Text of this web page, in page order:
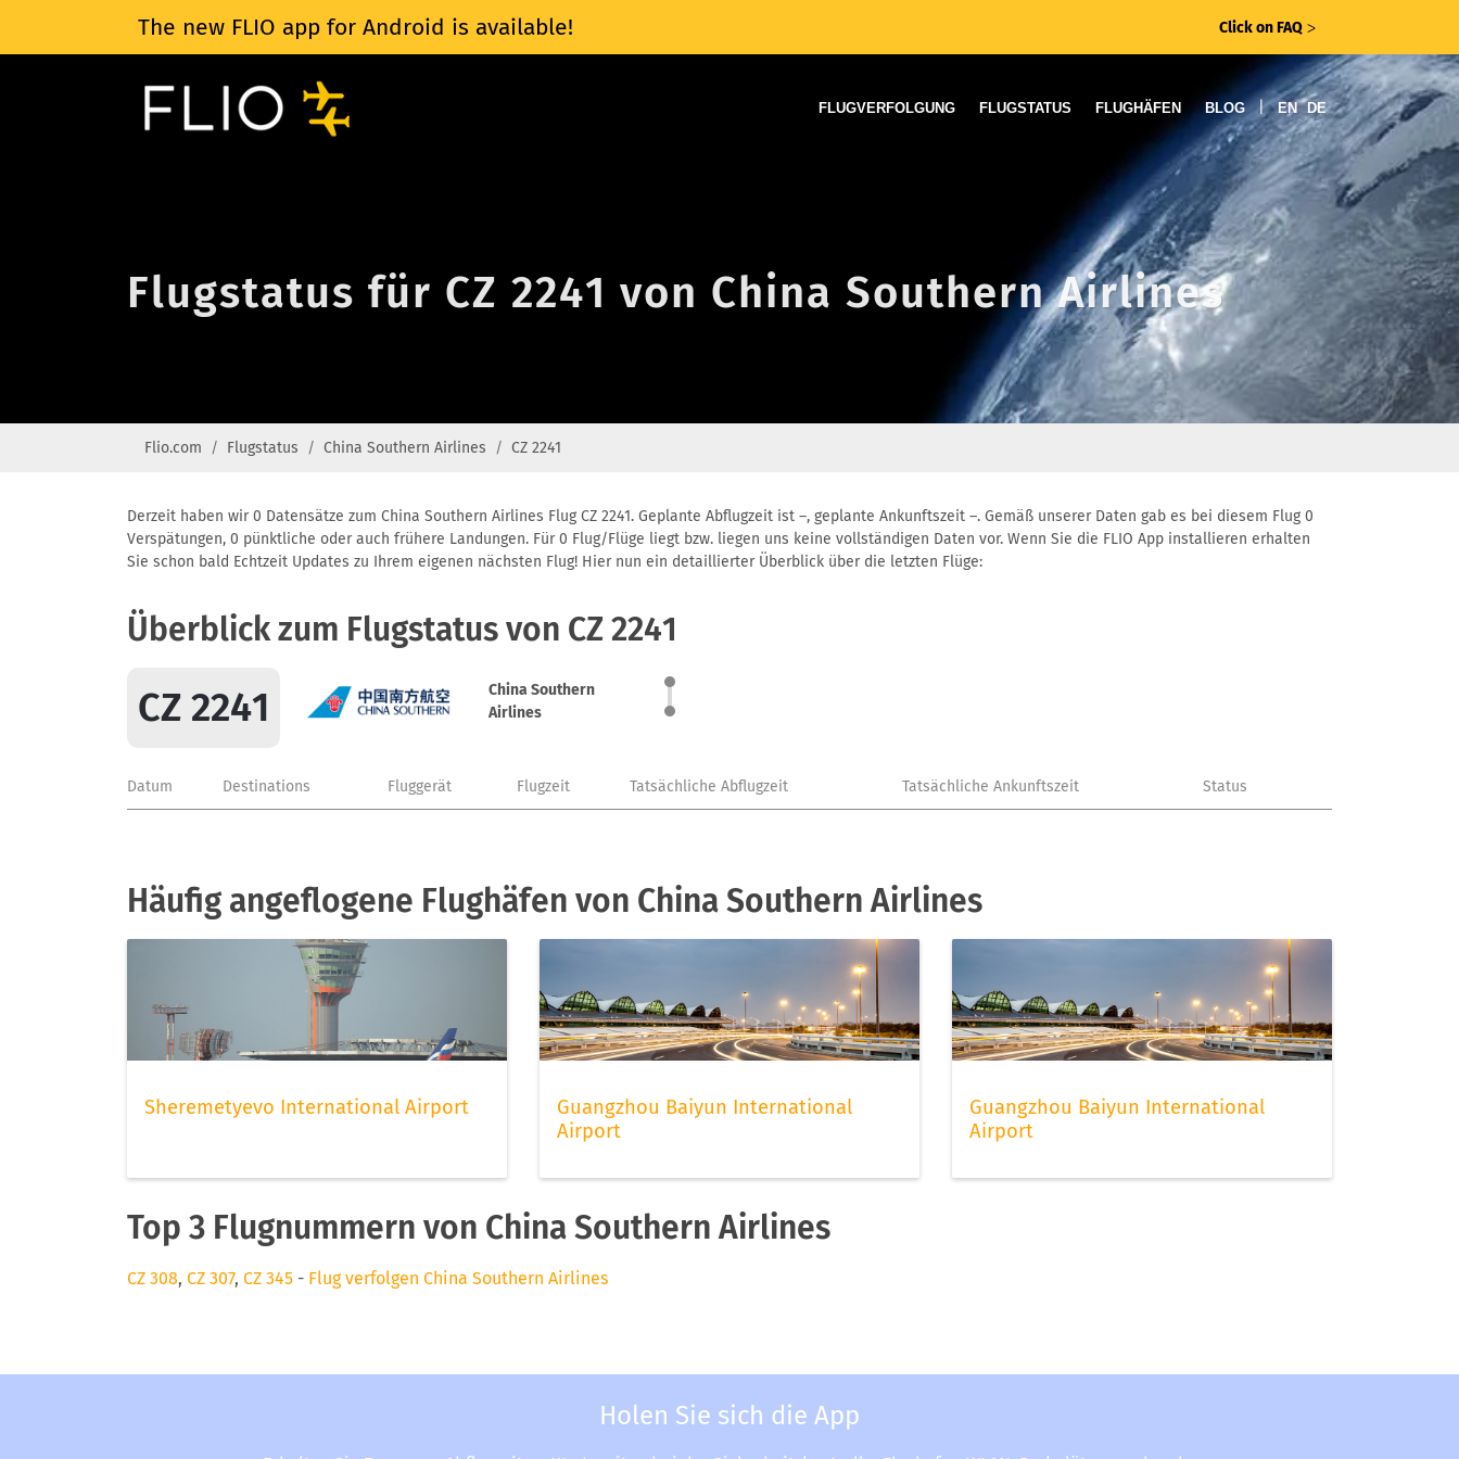
The new FLIO app for Android is available! Click on FAQ ᐳ
FLUGVERFOLGUNG FLUGSTATUS FLUGHÄFEN BLOG | EN DE
Flugstatus für CZ 2241 von China Southern Airlines
Flio.com Flugstatus China Southern Airlines CZ 2241
Derzeit haben wir 0 Datensätze zum China Southern Airlines Flug CZ 2241. Geplante Abflugzeit ist –, geplante Ankunftszeit –. Gemäß unserer Daten gab es bei diesem Flug 0
Verspätungen, 0 pünktliche oder auch frühere Landungen. Für 0 Flug/Flüge liegt bzw. liegen uns keine vollständigen Daten vor. Wenn Sie die FLIO App installieren erhalten
Sie schon bald Echtzeit Updates zu Ihrem eigenen nächsten Flug! Hier nun ein detaillierter Überblick über die letzten Flüge:
Überblick zum Flugstatus von CZ 2241
CZ 2241
China Southern
Airlines
Datum Destinations Fluggerät Flugzeit Tatsächliche Abflugzeit Tatsächliche Ankunftszeit Status
Häufig angeflogene Flughäfen von China Southern Airlines
Sheremetyevo International Airport
Guangzhou Baiyun International
Airport
Guangzhou Baiyun International
Airport
Top 3 Flugnummern von China Southern Airlines
CZ 308, CZ 307, CZ 345 - Flug verfolgen China Southern Airlines
Holen Sie sich die App